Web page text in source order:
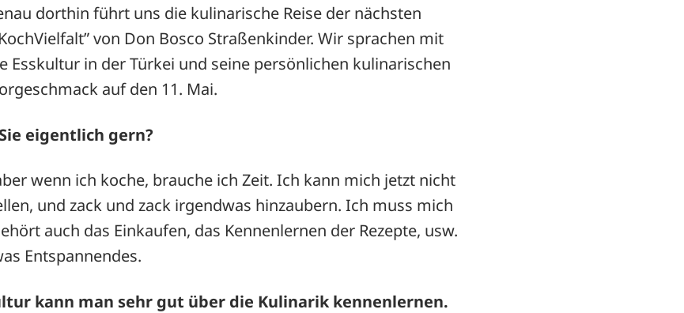
dorthin führt uns die kulinarische Reise der nächsten
von Don Bosco Straßenkinder. Wir sprachen mit
Esskultur in der Türkei und seine persönlichen kulinarischen
auf den 11. Mai.
eigentlich gern?
wenn ich koche, brauche ich Zeit. Ich kann mich jetzt nicht
und zack und zack irgendwas hinzaubern. Ich muss mich
auch das Einkaufen, das Kennenlernen der Rezepte, usw.
Entspannendes.
kann man sehr gut über die Kulinarik kennenlernen.